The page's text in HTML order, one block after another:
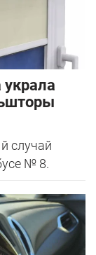
случай
№ 8.